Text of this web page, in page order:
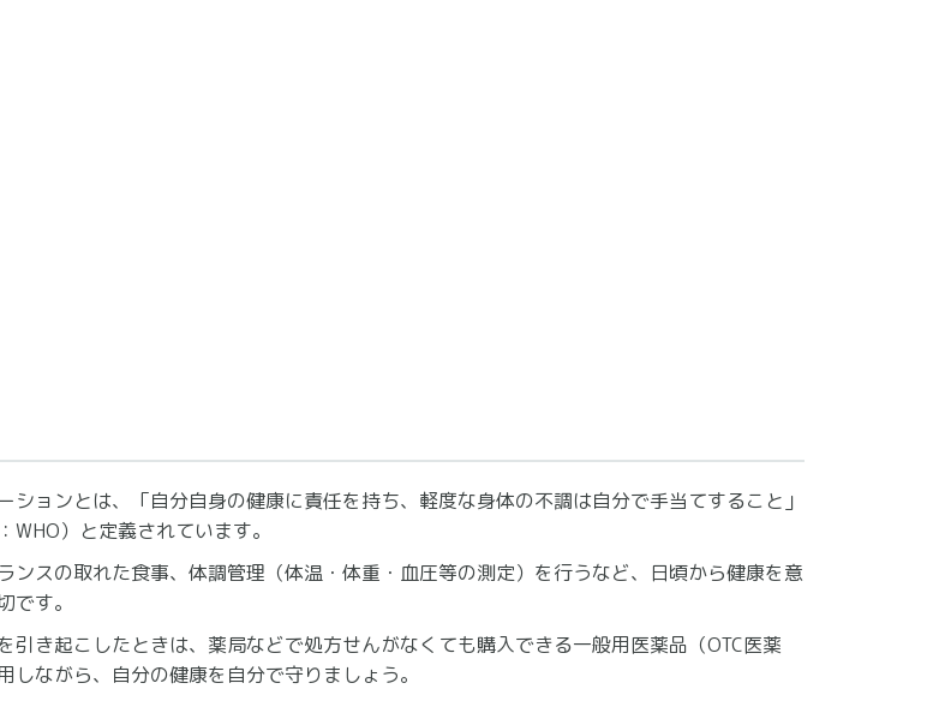
ションとは、「自分自身の健康に責任を持ち、軽度な身体の不調は自分で手当てすること」
WHO）と定義されています。
ンスの取れた食事、体調管理（体温・体重・血圧等の測定）を行うなど、日頃から健康を意
です。
引き起こしたときは、薬局などで処方せんがなくても購入できる一般用医薬品（OTC医薬
しながら、自分の健康を自分で守りましょう。